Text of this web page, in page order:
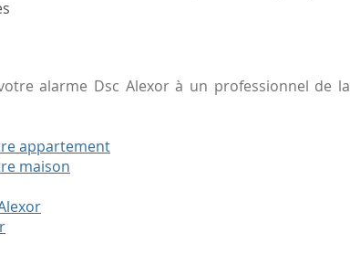
alarme Dsc Alexor à un professionnel de la
appartement
maison